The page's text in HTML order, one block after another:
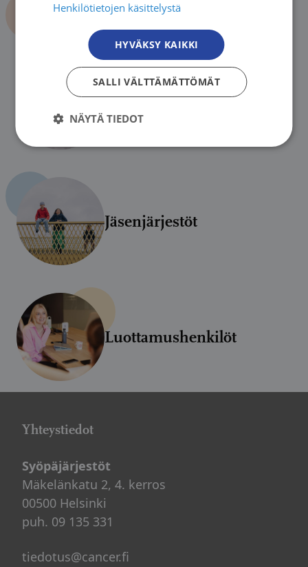
Jäsenjärjestöt
Luottamushenkilöt
Yhteystiedot
Syöpäjärjestöt
Mäkelänkatu 2, 4. kerros
00500 Helsinki
puh. 09 135 331
tiedotus@cancer.fi
Henkilötietojen käsittelystä
HYVÄKSY KAIKKI
SALLI VÄLTTÄMÄTTÖMÄT
NÄYTÄ TIEDOT